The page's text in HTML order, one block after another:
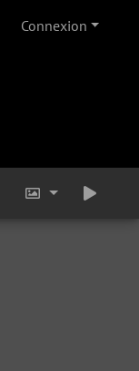
Connexion